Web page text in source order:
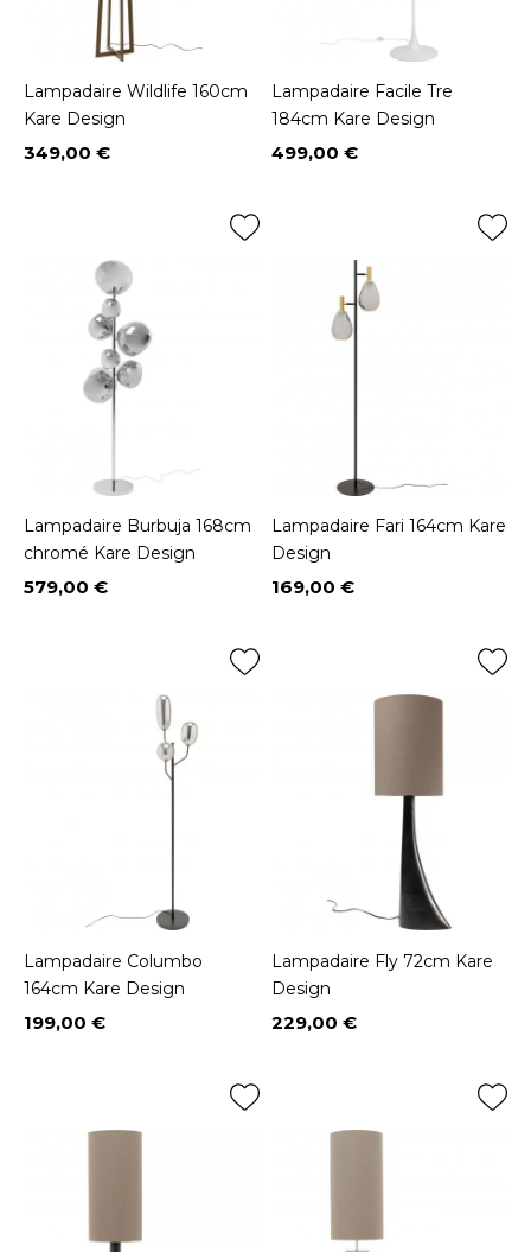
Lampadaire Wildlife 160cm
Kare Design
Prix
349,00 €
Lampadaire Facile Tre
184cm Kare Design
Prix
499,00 €
Lampadaire Burbuja 168cm
chromé Kare Design
Prix
579,00 €
Lampadaire Fari 164cm Kare
Design
Prix
169,00 €
Lampadaire Columbo
164cm Kare Design
Prix
199,00 €
Lampadaire Fly 72cm Kare
Design
Prix
229,00 €